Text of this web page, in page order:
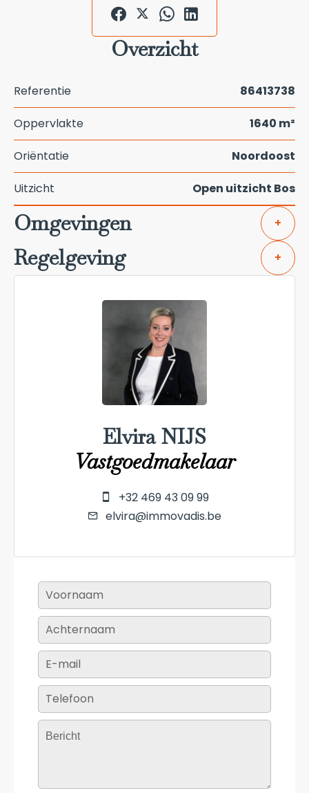
Overzicht
Referentie 86413738
Oppervlakte 1640 m²
Oriëntatie Noordoost
Uitzicht Open uitzicht Bos
Omgevingen +
Regelgeving +
Elvira NIJS
Vastgoedmakelaar
+32 469 43 09 99
elvira@immovadis.be